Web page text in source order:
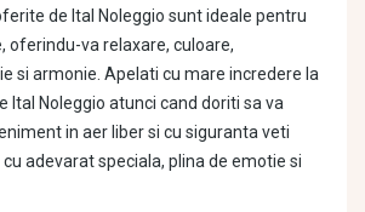
de Ital Noleggio sunt ideale pentru
oferindu-va relaxare, culoare,
si armonie. Apelati cu mare incredere la
Ital Noleggio atunci cand doriti sa va
in aer liber si cu siguranta veti
adevarat speciala, plina de emotie si